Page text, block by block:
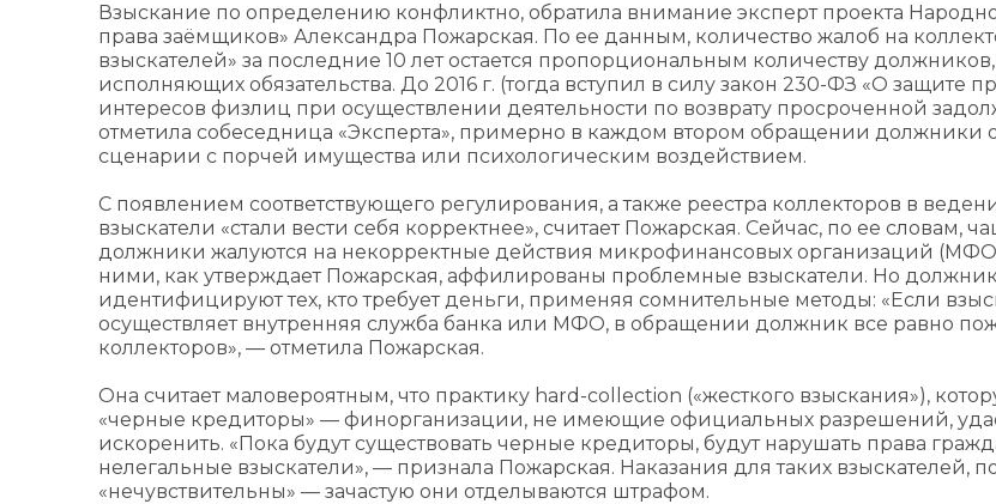
Взыскание по определению конфликтно, обратила внимание эксперт проекта
права заёмщиков» Александра Пожарская. По ее данным, количество жалоб на
взыскателей» за последние 10 лет остается пропорциональным количеству
исполняющих обязательства. До 2016 г. (тогда вступил в силу закон 230-ФЗ «О защите
интересов физлиц при осуществлении деятельности по возврату просроченной
отметила собеседница «Эксперта», примерно в каждом втором обращении должники
сценарии с порчей имущества или психологическим воздействием.
С появлением соответствующего регулирования, а также реестра коллекторов в
взыскатели «стали вести себя корректнее», считает Пожарская. Сейчас, по ее словам,
должники жалуются на некорректные действия микрофинансовых организаций
ними, как утверждает Пожарская, аффилированы проблемные взыскатели. Но
идентифицируют тех, кто требует деньги, применяя сомнительные методы: «‎Если
осуществляет внутренняя служба банка или МФО, в обращении должник все равно
коллекторов», — отметила Пожарская.
Она считает маловероятным, что практику hard-collection («жесткого взыскания»),
«черные кредиторы» — финорганизации, не имеющие официальных разрешений,
искоренить. «‎Пока будут существовать черные кредиторы, будут нарушать права
нелегальные взыскатели», — признала Пожарская. Наказания для таких взыскателей,
«нечувствительны» — зачастую они отделываются штрафом.